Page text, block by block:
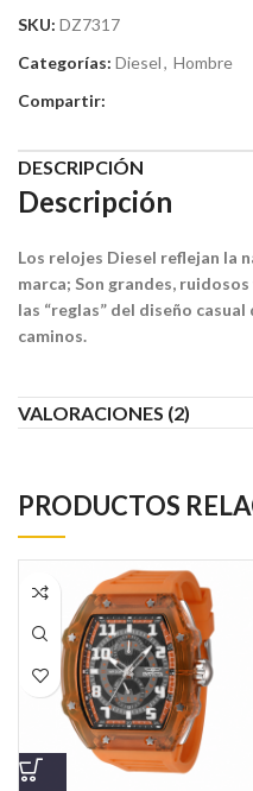
SKU: DZ7317
Categorías: Diesel, Hombre
Compartir:
DESCRIPCIÓN
Descripción
Los relojes Diesel reflejan la
marca; Son grandes,
las “reglas” del diseño
caminos.
VALORACIONES (2)
PRODUCTOS